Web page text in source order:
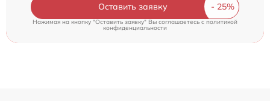
Оставить заявку
Нажимая на кнопку "Оставить заявку" Вы соглашаетесь cполитикой
конфиденциальности